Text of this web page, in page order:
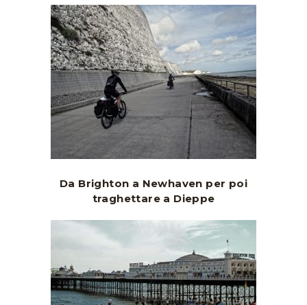
Da Brighton a Newhaven per poi
traghettare a Dieppe